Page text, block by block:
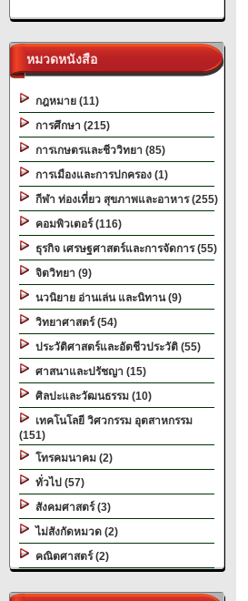
หมวดหนังสือ
กฎหมาย (11)
การศึกษา (215)
การเกษตรและชีววิทยา (85)
การเมืองและการปกครอง (1)
กีฬา ท่องเที่ยว สุขภาพและอาหาร (255)
คอมพิวเตอร์ (116)
ธุรกิจ เศรษฐศาสตร์และการจัดการ (55)
จิตวิทยา (9)
นวนิยาย อ่านเล่น และนิทาน (9)
วิทยาศาสตร์ (54)
ประวัติศาสตร์และอัตชีวประวัติ (55)
ศาสนาและปรัชญา (15)
ศิลปะและวัฒนธรรม (10)
เทคโนโลยี วิศวกรรม อุตสาหกรรม
(151)
โทรคมนาคม (2)
ทั่วไป (57)
สังคมศาสตร์ (3)
ไม่สังกัดหมวด (2)
คณิตศาสตร์ (2)